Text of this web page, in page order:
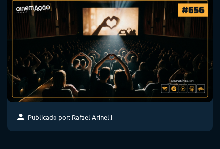
Publicado por: Rafael Arinelli